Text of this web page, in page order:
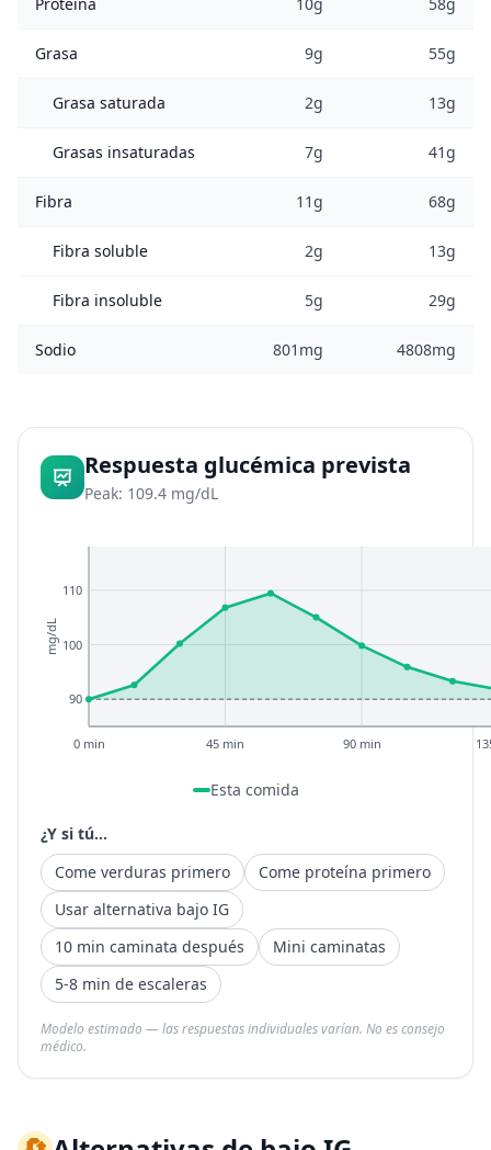
Grasa 9g 55g
Grasa saturada 2g 13g
Grasas insaturadas 7g 41g
Fibra 11g 68g
Fibra soluble 2g 13g
Fibra insoluble 5g 29g
Sodio 801mg 4808mg
Respuesta glucémica prevista
Peak: 109.4 mg/dL
90
100
110
0 min 45 min 90 min
mg/dL
Esta comida
¿Y si tú...
Come verduras primero
Come proteína primero
Usar alternativa bajo IG
10 min caminata después
Mini caminatas
5-8 min de escaleras
Modelo estimado — las respuestas individuales varían. No es consejo
médico.